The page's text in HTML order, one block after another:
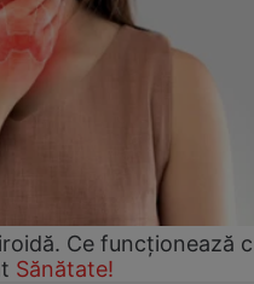
Ce funcționează
Sănătate!